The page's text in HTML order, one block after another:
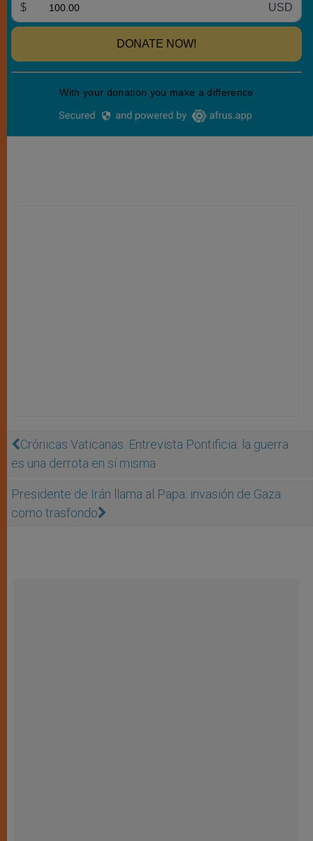
Crónicas Vaticanas. Entrevista Pontificia: la guerra
es una derrota en sí misma
Presidente de Irán llama al Papa: invasión de Gaza
como trasfondo